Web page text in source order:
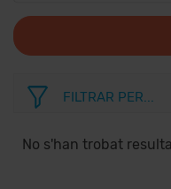
FILTRAR PER...
No s'han trobat